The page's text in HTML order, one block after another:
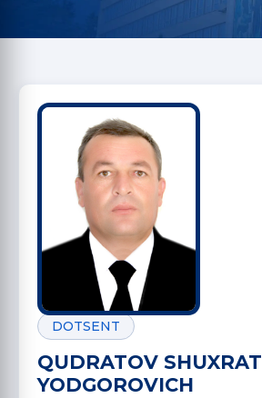
DOTSENT
QUDRATOV SHUXRAT
YODGOROVICH